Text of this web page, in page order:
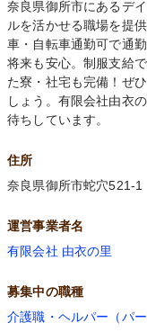
奈良県御所市にあるデ
ルを活かせる職場を提
車・自転車通勤可で通
将来も安心。制服支給
た寮・社宅も完備！ぜ
しょう。有限会社由衣
待ちしています。
住所
奈良県御所市蛇穴521-1
運営事業者名
有限会社 由衣の里
募集中の職種
介護職・ヘルパー（パ